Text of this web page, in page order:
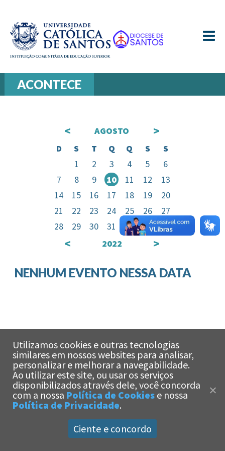
≡
ACONTECE
< AGOSTO >
D S T Q Q S
S
1
2 3 4 5
6
7
8 9 10 11 12
13
14
15 16 17 18 19
20
21
22 23 24 25 26
27
28
29 30 31
< 2022
>
NENHUM EVENTO NESSA DATA
Olá!Estamos aqui
para te ajudar!
Universidade Católica de Santos -Política de Privacidade
Política de Cookies
Utilizamos cookies e outras tecnologias
similares em nossos websites para analisar,
personalizar e melhorar a navegabilidade.
Ao utilizar este site, ou usar os serviços
disponibilizados através dele, você concorda
com a nossa Política de Cookies e nossa
Política de Privacidade.
Ciente e concordo